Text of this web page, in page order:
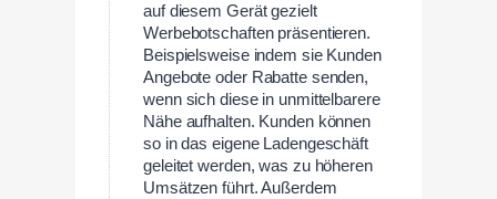
auf diesem Gerät gezielt
Werbebotschaften präsentieren.
Beispielsweise indem sie Kunden
Angebote oder Rabatte senden,
wenn sich diese in unmittelbarere
Nähe aufhalten. Kunden können
so in das eigene Ladengeschäft
geleitet werden, was zu höheren
Umsätzen führt. Außerdem